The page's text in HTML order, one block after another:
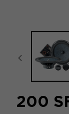
focal-naim-
200